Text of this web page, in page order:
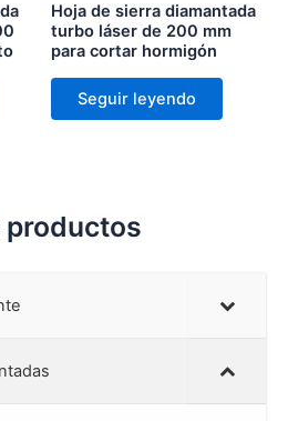
Hoja de sierra diamantada
turbo láser de 200 mm
para cortar hormigón
Seguir leyendo
productos